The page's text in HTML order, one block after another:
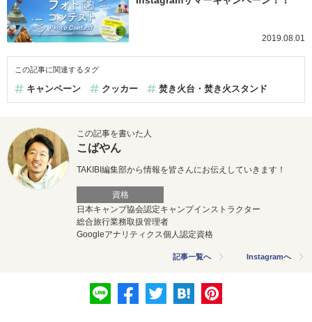
2019.08.01
この記事に関連するタグ
キャンペーン クッカー 焚き火台・焚き火スタンド
この記事を書いた人
こばやん
TAKIBI編集部から情報を皆さんにお伝えしていきます！
資格
日本キャンプ協会認定キャンプインストラクター
総合旅行業務取扱管理者
Googleアナリティクス個人認定資格
記事一覧へ Instagramへ